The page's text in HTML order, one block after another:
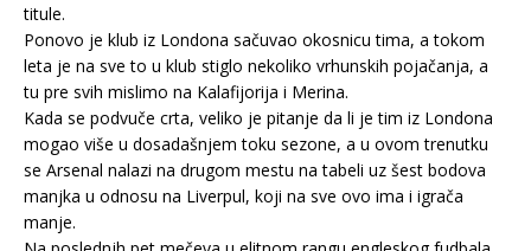
titule.
Ponovo je klub iz Londona sačuvao okosnicu tima, a tokom
leta je na sve to u klub stiglo nekoliko vrhunskih pojačanja, a
tu pre svih mislimo na Kalafijorija i Merina.
Kada se podvuče crta, veliko je pitanje da li je tim iz Londona
mogao više u dosadašnjem toku sezone, a u ovom trenutku
se Arsenal nalazi na drugom mestu na tabeli uz šest bodova
manjka u odnosu na Liverpul, koji na sve ovo ima i igrača
manje.